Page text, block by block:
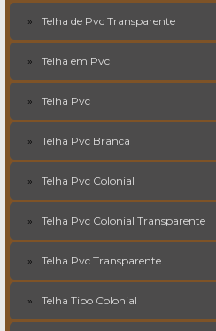
Telha de Pvc Transparente
Telha em Pvc
Telha Pvc
Telha Pvc Branca
Telha Pvc Colonial
Telha Pvc Colonial Transparente
Telha Pvc Transparente
Telha Tipo Colonial